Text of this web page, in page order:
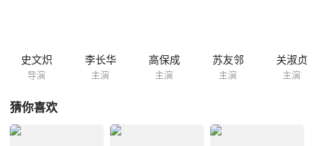
史文炽
导演
李长华
主演
高保成
主演
苏友邻
主演
关淑贞
主演
猜你喜欢